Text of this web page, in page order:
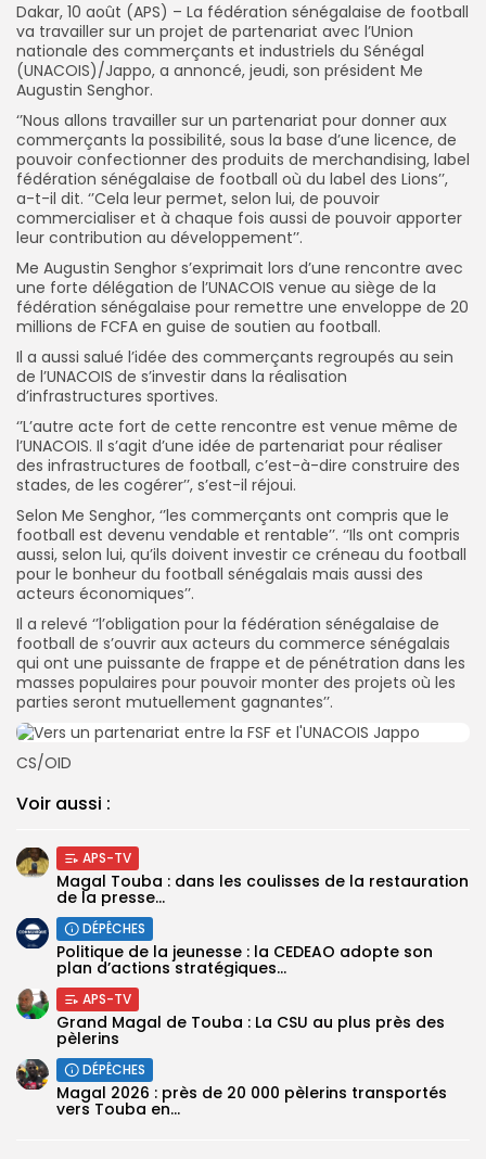
Dakar, 10 août (APS) – La fédération sénégalaise de football
va travailler sur un projet de partenariat avec l’Union
nationale des commerçants et industriels du Sénégal
(UNACOIS)/Jappo, a annoncé, jeudi, son président Me
Augustin Senghor.
‘’Nous allons travailler sur un partenariat pour donner aux
commerçants la possibilité, sous la base d’une licence, de
pouvoir confectionner des produits de merchandising, label
fédération sénégalaise de football où du label des Lions’’,
a-t-il dit. ‘’Cela leur permet, selon lui, de pouvoir
commercialiser et à chaque fois aussi de pouvoir apporter
leur contribution au développement’’.
Me Augustin Senghor s’exprimait lors d’une rencontre avec
une forte délégation de l’UNACOIS venue au siège de la
fédération sénégalaise pour remettre une enveloppe de 20
millions de FCFA en guise de soutien au football.
Il a aussi salué l’idée des commerçants regroupés au sein
de l’UNACOIS de s’investir dans la réalisation
d’infrastructures sportives.
‘’L’autre acte fort de cette rencontre est venue même de
l’UNACOIS. Il s’agit d’une idée de partenariat pour réaliser
des infrastructures de football, c’est-à-dire construire des
stades, de les cogérer’’, s’est-il réjoui.
Selon Me Senghor, ‘’les commerçants ont compris que le
football est devenu vendable et rentable’’. ‘’Ils ont compris
aussi, selon lui, qu’ils doivent investir ce créneau du football
pour le bonheur du football sénégalais mais aussi des
acteurs économiques’’.
Il a relevé ‘’l’obligation pour la fédération sénégalaise de
football de s’ouvrir aux acteurs du commerce sénégalais
qui ont une puissante de frappe et de pénétration dans les
masses populaires pour pouvoir monter des projets où les
parties seront mutuellement gagnantes’’.
CS/OID
Voir aussi :
APS-TV
Magal Touba : dans les coulisses de la restauration
de la presse...
DÉPÊCHES
Politique de la jeunesse : la CEDEAO adopte son
plan d’actions stratégiques...
APS-TV
Grand Magal de Touba : La CSU au plus près des
pèlerins
DÉPÊCHES
Magal 2026 : près de 20 000 pèlerins transportés
vers Touba en...